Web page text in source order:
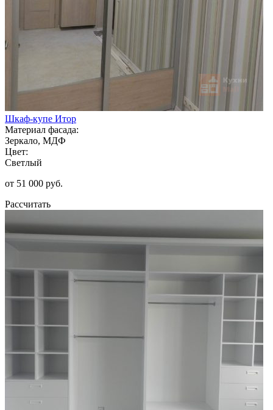
Шкаф-купе Итор
Материал фасада:
Зеркало, МДФ
Цвет:
Светлый
от 51 000 руб.
Рассчитать